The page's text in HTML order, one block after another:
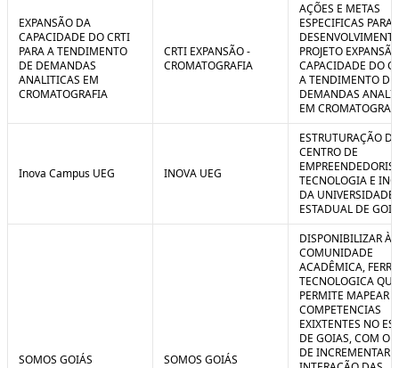
EXPANSÃO DA
CAPACIDADE DO CRTI
PARA A TENDIMENTO
DE DEMANDAS
ANALITICAS EM
CROMATOGRAFIA
CRTI EXPANSÃO -
CROMATOGRAFIA
AÇÕES E METAS
ESPECIFICAS PARA
PROJETO
CAPACIDADE DO
A TENDIMENTO DE
DEMANDAS
EM
Inova Campus UEG INOVA UEG
ESTRUTURAÇÃO
CENTRO DE
TECNOLOGIA E
DA UNIVERSIDADE
ESTADUAL DE
SOMOS GOIÁS SOMOS GOIÁS
DISPONIBILIZAR À
COMUNIDADE
ACADÊMICA,
TECNOLOGICA QUE
PERMITE MAPEAR
COMPETENCIAS
EXIXTENTES NO
DE GOIAS, COM O
DE INCREMENTAR A